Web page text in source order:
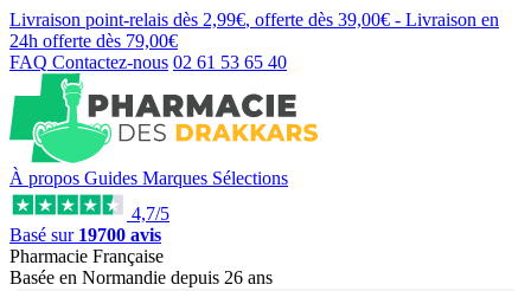
Livraison point-relais dès 2,99€, offerte dès 39,00€ - Livraison en
24h offerte dès 79,00€
FAQ Contactez-nous 02 61 53 65 40
À propos Guides Marques Sélections
4,7/5
Basé sur 19700 avis
Pharmacie Française
Basée en Normandie depuis 26 ans